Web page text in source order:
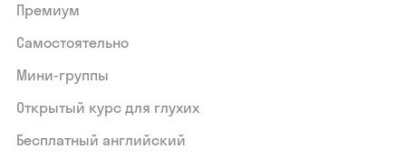
Премиум
Самостоятельно
Мини-группы
Открытый курс для глухих
Бесплатный английский